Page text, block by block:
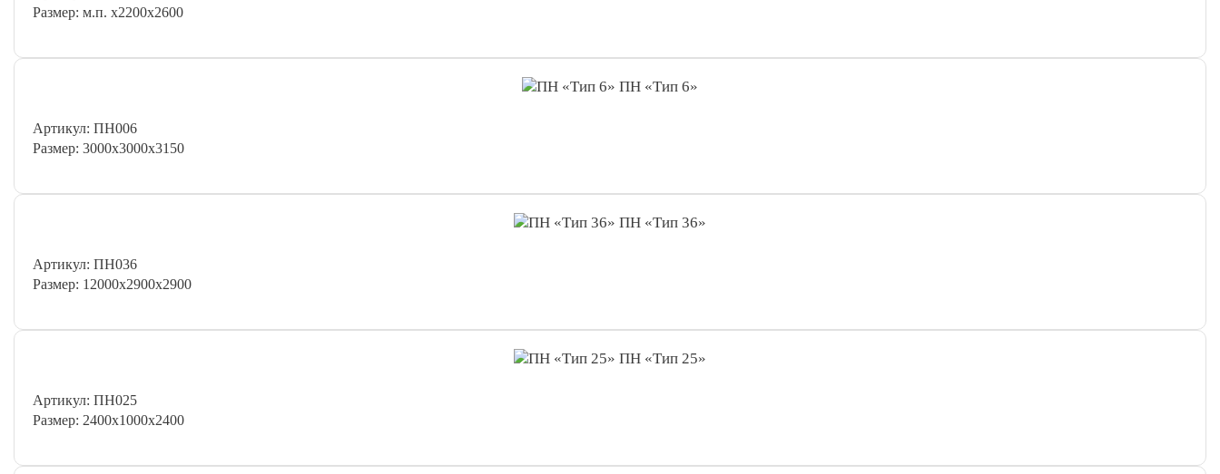
Размер: м.п. х2200х2600
ПН «Тип 6»
Артикул: ПН006
Размер: 3000х3000х3150
ПН «Тип 36»
Артикул: ПН036
Размер: 12000х2900х2900
ПН «Тип 25»
Артикул: ПН025
Размер: 2400х1000х2400